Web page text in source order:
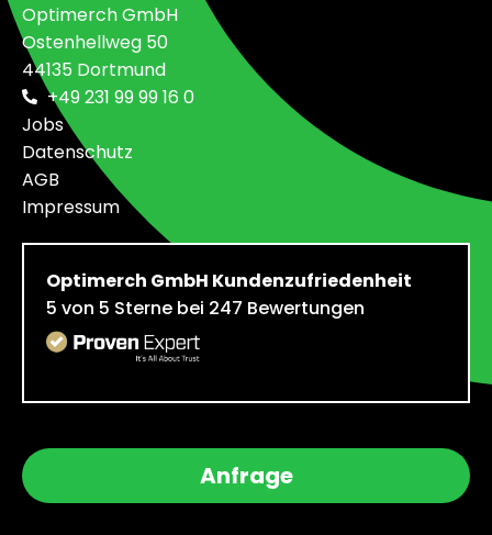
Optimerch GmbH
Ostenhellweg 50
44135 Dortmund
+49 231 99 99 16 0
Jobs
Datenschutz
AGB
Impressum
Optimerch GmbH Kundenzufriedenheit
5 von 5 Sterne bei 247 Bewertungen
Anfrage